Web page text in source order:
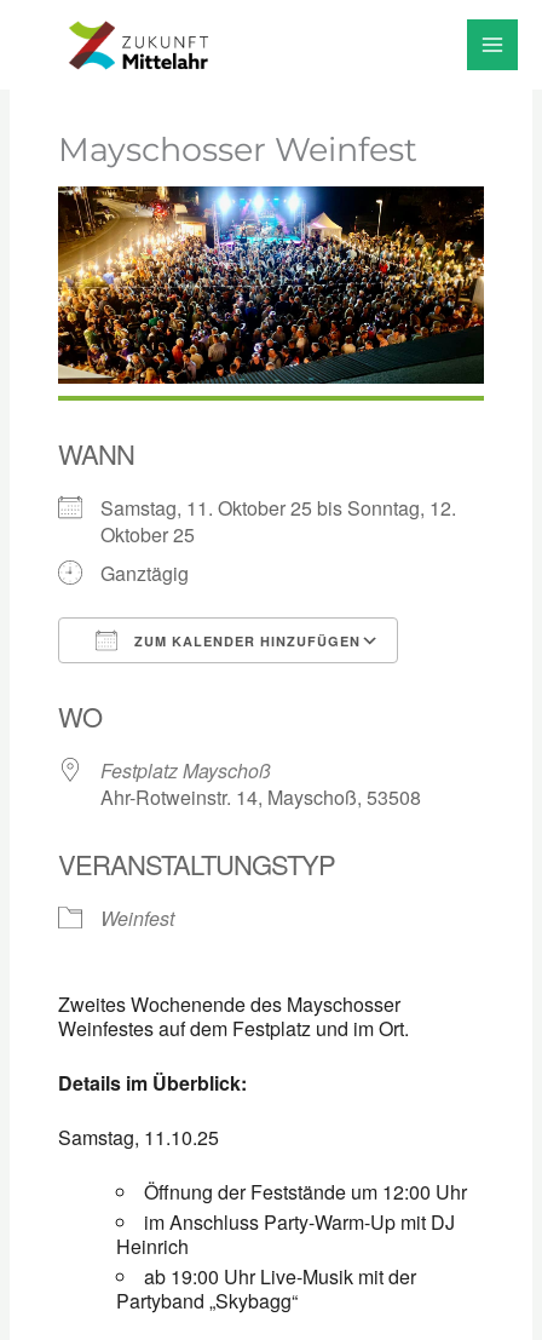
Veranstaltungen
Mayschosser Weinfest
WANN
Samstag, 11. Oktober 25 bis Sonntag, 12.
Oktober 25
Ganztägig
ZUM KALENDER HINZUFÜGEN
WO
Festplatz Mayschoß
Ahr-Rotweinstr. 14, Mayschoß, 53508
VERANSTALTUNGSTYP
Weinfest
Zweites Wochenende des Mayschosser
Weinfestes auf dem Festplatz und im Ort.
Details im Überblick:
Samstag, 11.10.25
Öffnung der Feststände um 12:00 Uhr
im Anschluss Party-Warm-Up mit DJ
Heinrich
ab 19:00 Uhr Live-Musik mit der
Partyband „Skybagg“